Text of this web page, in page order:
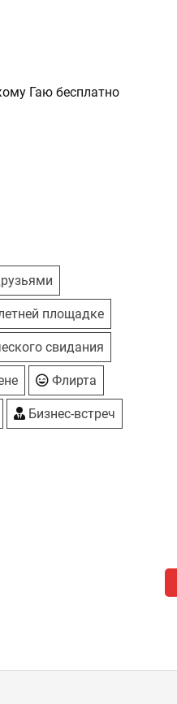
Гаю бесплатно
площадке
свидания
Флирта
Бизнес-встреч